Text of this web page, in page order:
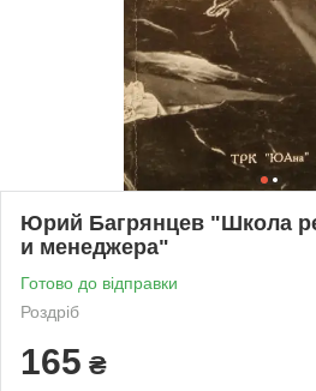
Юрий Багрянцев "Школа
и менеджера"
Готово до відправки
Роздріб
165 ₴